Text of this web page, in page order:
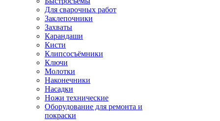
Для сварочных работ
Заклепочники
Захваты
Карандаши
Кисти
Клипсосъёмники
Ключи
Молотки
Наконечники
Насадки
Ножи технические
Оборудование для ремонта и
покраски